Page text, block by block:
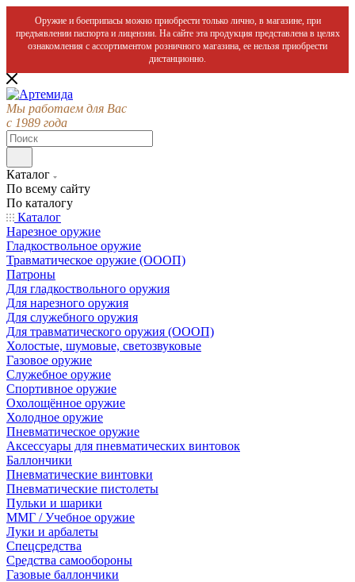
Оружие и боеприпасы можно приобрести только лично, в магазине, при
предъявлении паспорта и лицензии. На сайте эта продукция представлена в целях
ознакомления с ассортиментом розничного магазина, ее нельзя приобрести
дистанционно.
Мы работаем для Вас
с 1989 года
Каталог
По всему сайту
По каталогу
Каталог
Нарезное оружие
Гладкоствольное оружие
Травматическое оружие (ОООП)
Патроны
Для гладкоствольного оружия
Для нарезного оружия
Для служебного оружия
Для травматического оружия (ОООП)
Холостые, шумовые, светозвуковые
Газовое оружие
Служебное оружие
Спортивное оружие
Охолощённое оружие
Холодное оружие
Пневматическое оружие
Аксессуары для пневматических винтовок
Баллончики
Пневматические винтовки
Пневматические пистолеты
Пульки и шарики
ММГ / Учебное оружие
Луки и арбалеты
Спецсредства
Средства самообороны
Газовые баллончики